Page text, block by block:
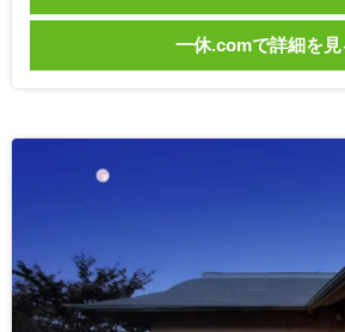
一休.comで詳細を見